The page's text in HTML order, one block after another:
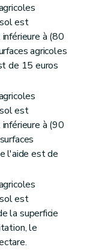
est
à (80
agricoles
de 15 euros
est
à (90
l'aide est de
est
la superficie
le